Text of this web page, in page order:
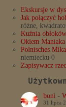
Ekskursje w
Jak połączyć
różne,
Kuźnia obłoków
Okiem Maniaka
Polnisches
niemiecku 0
Zapisywacz
boni-
31 lipca